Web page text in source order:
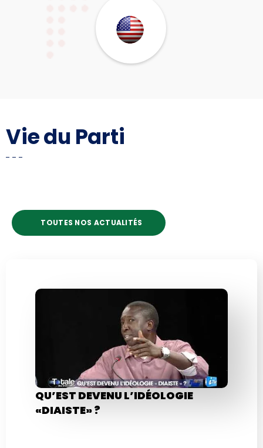
Vie du Parti
TOUTES NOS ACTUALITÉS
QU’EST DEVENU L’IDÉOLOGIE
«DIAISTE» ?